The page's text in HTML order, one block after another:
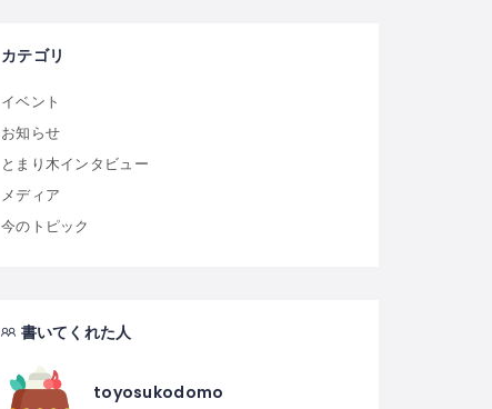
カテゴリ
イベント
お知らせ
とまり木インタビュー
メディア
今のトピック
書いてくれた人
toyosukodomo